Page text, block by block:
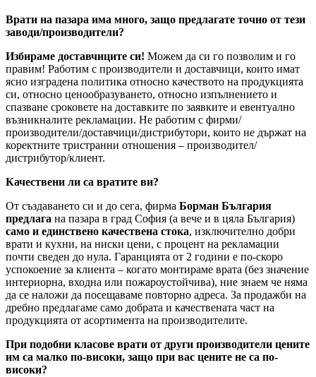
Врати на пазара има много, защо предлагате точно от тези
заводи/производители?
Избираме доставчиците си! Можем да си го позволим и го
правим! Работим с производители и доставчици, които имат
ясно изградена политика относно качеството на продукцията
си, относно ценообразуването, относно изпълнението и
спазване сроковете на доставките по заявките и евентуално
възникналите рекламации. Не работим с фирми/
производители/доставчици/дистрибутори, които не държат на
коректните тристранни отношения – производител/
дистрибутор/клиент.
Качествени ли са вратите ви?
От създаването си и до сега, фирма Борман България
предлага на пазара в град София (а вече и в цяла България)
само и единствено качествена стока, изключително добри
врати и кухни, на ниски цени, с процент на рекламации
почти сведен до нула. Гаранцията от 2 години е по-скоро
успокоение за клиента – когато монтираме врата (без значение
интериорна, входна или пожароустойчива), ние знаем че няма
да се наложи да посещаваме повторно адреса. За продажби на
дребно предлагаме само добрата и качествената част на
продукцията от асортимента на производителите.
При подобни класове врати от други производители цените
им са малко по-високи, защо при вас цените не са по-
високи?